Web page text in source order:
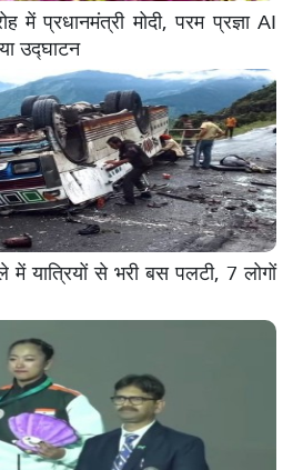
में प्रधानमंत्री मोदी, परम प्रज्ञा AI
उद्घाटन
यात्रियों से भरी बस पलटी, 7 लोगों